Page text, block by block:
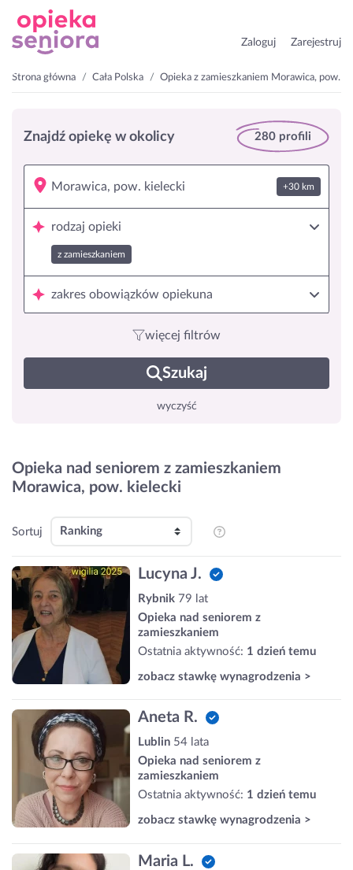
Zaloguj Zarejestruj
Strona główna Cała Polska Opieka z zamieszkaniem Morawica, pow.
Znajdź opiekę w okolicy 280 profili
+30 km
rodzaj opieki
z zamieszkaniem
zakres obowiązków opiekuna
więcej filtrów
Szukaj
wyczyść
Opieka nad seniorem z zamieszkaniem
Morawica, pow. kielecki
Sortuj
Lucyna J.
Rybnik 79 lat
Opieka nad seniorem z
zamieszkaniem
Ostatnia aktywność: 1 dzień temu
zobacz stawkę wynagrodzenia >
Aneta R.
Lublin 54 lata
Opieka nad seniorem z
zamieszkaniem
Ostatnia aktywność: 1 dzień temu
zobacz stawkę wynagrodzenia >
Maria L.